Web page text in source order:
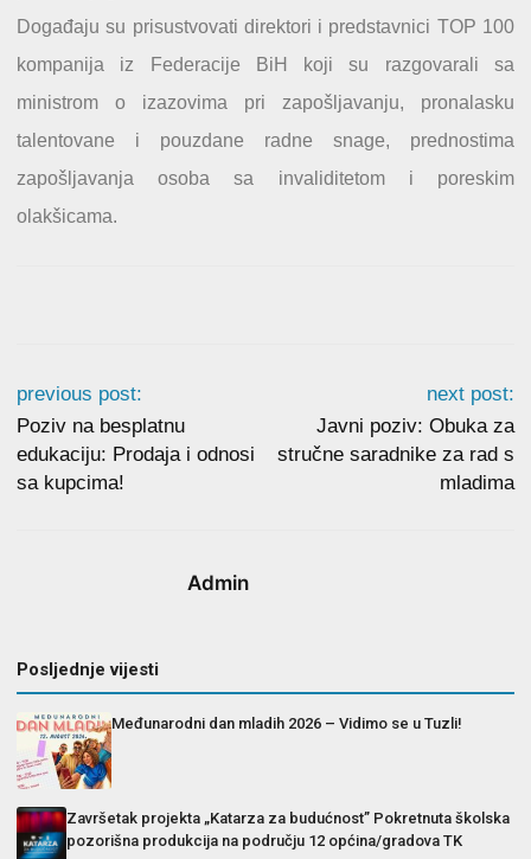
Događaju su prisustvovati direktori i predstavnici TOP 100
kompanija iz Federacije BiH koji su razgovarali sa
ministrom o izazovima pri zapošljavanju, pronalasku
talentovane i pouzdane radne snage, prednostima
zapošljavanja osoba sa invaliditetom i poreskim
olakšicama.
previous post:
Poziv na besplatnu
edukaciju: Prodaja i odnosi
sa kupcima!
next post:
Javni poziv: Obuka za
stručne saradnike za rad s
mladima
Admin
Posljednje vijesti
Međunarodni dan mladih 2026 – Vidimo se u Tuzli!
Završetak projekta „Katarza za budućnost” Pokretnuta školska
pozorišna produkcija na području 12 općina/gradova TK